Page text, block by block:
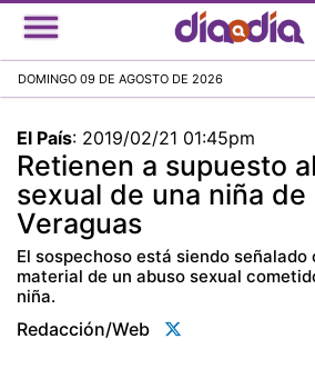
Pasar
al
principal
DOMINGO 09 DE AGOSTO DE 2026
El País: 2019/02/21 01:45pm
Retienen a supuesto
sexual de una niña de
Veraguas
El sospechoso está siendo
material de un abuso sexual
niña.
Redacción/web